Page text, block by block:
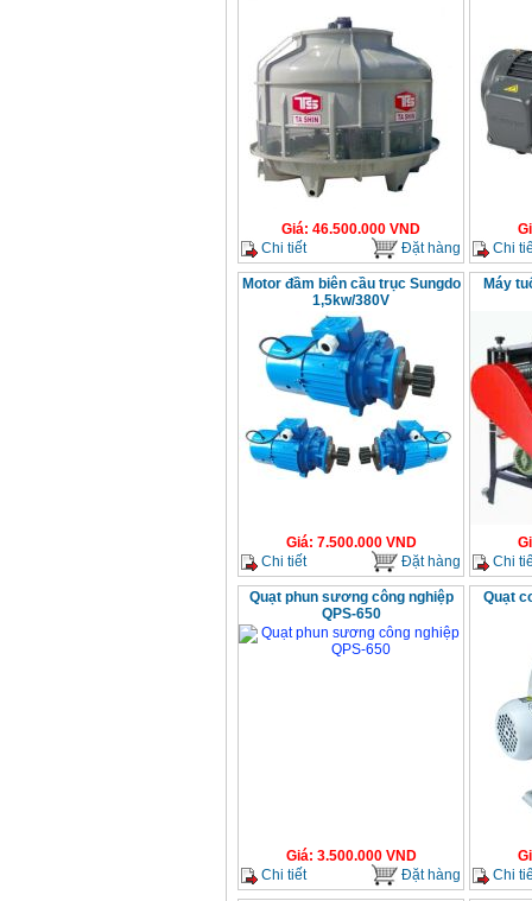
Giá: 46.500.000 VND
Chi tiết
Đặt hàng
Chi
Motor đầm biên cầu trục Sungdo
1,5kw/380V
Giá: 7.500.000VND
Chi tiết
Đặt hàng
Máy
Chi
Quạt phun sương công nghiệp
QPS-650
Giá: 3.500.000VND
Chi tiết
Đặt hàng
Quạt
Chi